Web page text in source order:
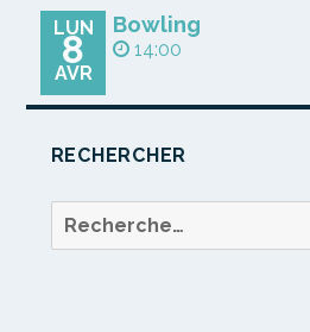
LUN
8
AVR
Bowling
14:00
RECHERCHER
Recherche